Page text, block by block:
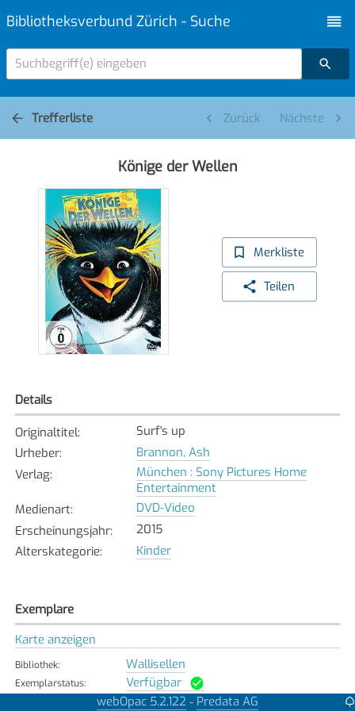
Bibliotheksverbund Zürich - Suche
Suchbegriff(e) eingeben
Trefferliste Zurück Nächste
Könige der Wellen
Merkliste
Teilen
Details
Originaltitel:
Surf's up
Urheber:
Brannon, Ash
Verlag:
München : Sony Pictures Home
Entertainment
Medienart:
DVD-Video
Erscheinungsjahr:
2015
Alterskategorie: Kinder
Exemplare
Karte anzeigen
Bibliothek: Wallisellen
Exemplarstatus:
Verfügbar
webOpac 5.2.122 - Predata AG